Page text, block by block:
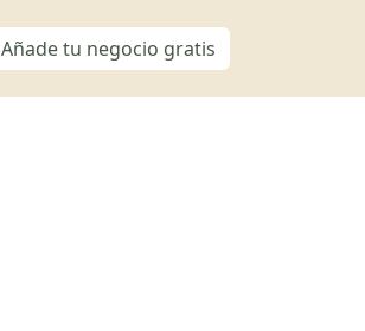
Añade tu negocio gratis